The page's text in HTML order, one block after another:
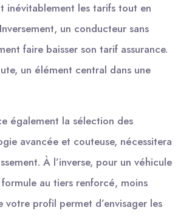
inévitablement les tarifs tout en
un conducteur sans
faire baisser son tarif assurance.
un élément central dans une
également la sélection des
avancée et couteuse, nécessitera
À l’inverse, pour un véhicule
au tiers renforcé, moins
profil permet d’envisager les